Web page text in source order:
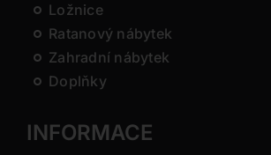
Ložnice
Ratanový nábytek
Zahradní nábytek
Doplňky
INFORMACE